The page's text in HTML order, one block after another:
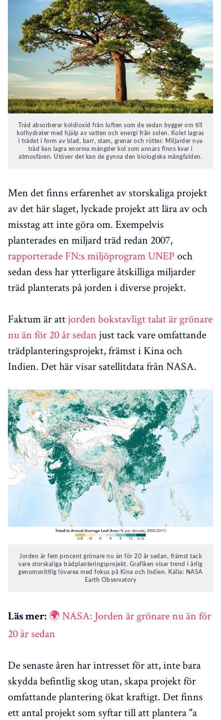
Träd absorberar koldioxid från luften som de sedan bygger om till
kolhydrater med hjälp av vatten och energi från solen. Kolet lagras
i trädet i form av blad, barr, stam, grenar och rötter. Miljarder nya
träd kan lagra enorma mängder kol som annars finns kvar i
atmosfären. Utöver det kan de gynna den biologiska mångfalden.
Men det finns erfarenhet av storskaliga projekt
av det här slaget, lyckade projekt att lära av och
misstag att inte göra om. Exempelvis
planterades en miljard träd redan 2007,
rapporterade FN:s miljöprogram UNEP och
sedan dess har ytterligare åtskilliga miljarder
träd planterats på jorden i diverse projekt.
Faktum är attjorden bokstavligt talat är grönare
nu än för 20 år sedan just tack vare omfattande
trädplanteringsprojekt, främst i Kina och
Indien. Det här visar satellitdata från NASA.
Jorden är fem procent grönare nu än för 20 år sedan, främst tack
vare storskaliga trädplanteringsprojekt. Grafiken visar trend i årlig
genomsnittlig lövarea med fokus på Kina och Indien. Källa: NASA
Earth Observatory
Läs mer: 🌍 NASA: Jorden är grönare nu än för
20 år sedan
De senaste åren har intresset för att, inte bara
skydda befintlig skog utan, skapa projekt för
omfattande plantering ökat kraftigt. Det finns
ett antal projekt som syftar till att plantera "a